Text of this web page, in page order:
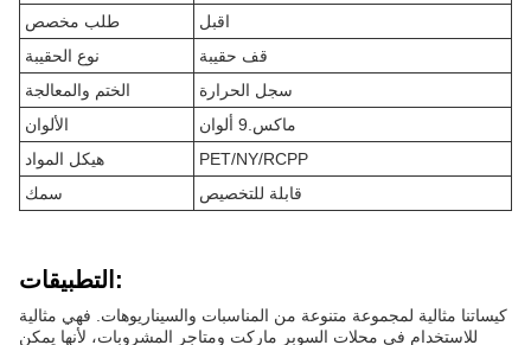
طلب مخصص
اقبل
نوع الحقيبة
قف حقيبة
الختم والمعالجة
سجل الحرارة
الألوان
ماكس.9 ألوان
هيكل المواد
PET/NY/RCPP
سمك
قابلة للتخصيص
التطبيقات:
كيساتنا مثالية لمجموعة متنوعة من المناسبات والسيناريوهات. فهي مثالية
للاستخدام في محلات السوبر ماركت ومتاجر المشروبات، لأنها يمكن